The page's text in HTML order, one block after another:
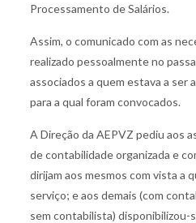
Processamento de Salários.
Assim, o comunicado com as
realizado pessoalmente no
associados a quem estava a ser
para a qual foram convocados.
A Direção da AEPVZ pediu aos
de contabilidade organizada e
dirijam aos mesmos com vista a
serviço; e aos demais (com
sem contabilista)